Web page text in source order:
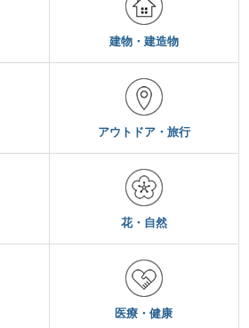
建物・建造物
アウトドア・旅行
花・自然
医療・健康